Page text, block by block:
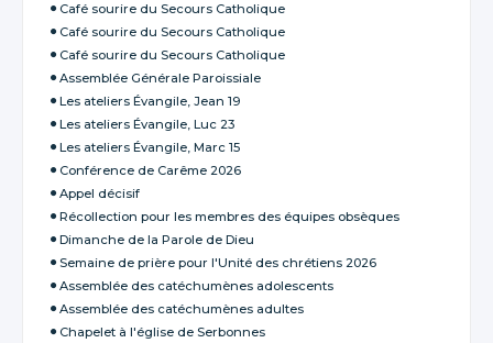
Café sourire du Secours Catholique
Café sourire du Secours Catholique
Café sourire du Secours Catholique
Assemblée Générale Paroissiale
Les ateliers Évangile, Jean 19
Les ateliers Évangile, Luc 23
Les ateliers Évangile, Marc 15
Conférence de Carême 2026
Appel décisif
Récollection pour les membres des équipes obsèques
Dimanche de la Parole de Dieu
Semaine de prière pour l'Unité des chrétiens 2026
Assemblée des catéchumènes adolescents
Assemblée des catéchumènes adultes
Chapelet à l'église de Serbonnes